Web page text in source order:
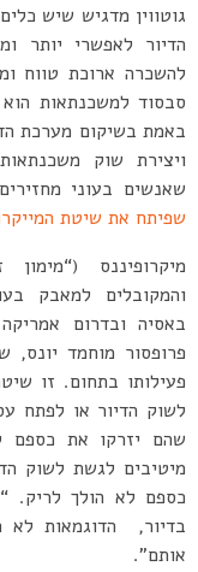
גוטווין מדגיש שיש
הדיור לאפשרי יותר
להשכרה ארוכת טווח
סבסוד למשכנתאות
באמת בשיקום מערכת
ויצירת שוק
שאנשים בעוני
שפיתח את שיטת
מיקרופיננס
והמקובלים למאבק
פעילותו בתחום. זו
לשוק הדיור או לפתח
שהם יזרקו את כספם
מיטיבים לגשת לשוק
כספם לא הולך לריק.
בדיור, הדוגמאות
אותם”.